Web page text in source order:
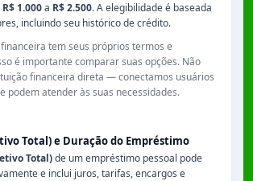
R$ 1.000a R$ 2.500. A elegibilidade é baseada
incluindo seu histórico de crédito.
tem seus próprios termos e
é importante comparar suas opções. Não
financeira direta — conectamos usuários
podem atender às suas necessidades.
Total) e Duração do Empréstimo
Total)de um empréstimo pessoal pode
e inclui juros, tarifas, encargos e